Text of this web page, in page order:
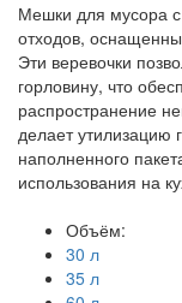
Мешки для мусора
отходов,
Эти веревочки
горловину, что
распространение
делает утилизацию
наполненного
использования на
Объём:
30 л
35 л